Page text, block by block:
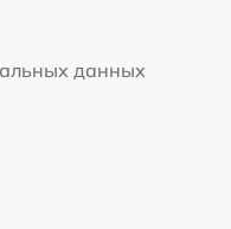
данных